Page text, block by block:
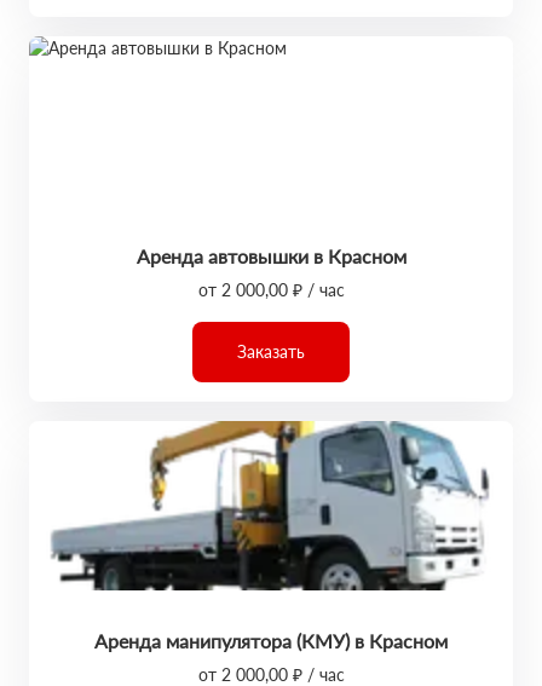
Аренда автовышки в Красном
от 2 000,00 ₽ / час
Заказать
Аренда манипулятора (КМУ) в Красном
от 2 000,00 ₽ / час